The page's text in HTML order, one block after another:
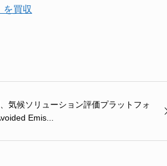
を買収
気候ソリューション評価プラットフォ
Emis...